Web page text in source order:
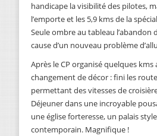
handicape la visibilité des pilotes,
l’emporte et les 5,9 kms de la
Seule ombre au tableau l’abandon
cause d’un nouveau problème
Après le CP organisé quelques kms
changement de décor : fini les
permettant des vitesses de
Déjeuner dans une incroyable
une église forteresse, un palais
contemporain. Magnifique !